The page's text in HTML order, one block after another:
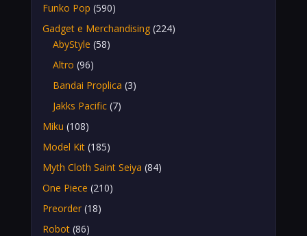
Funko Pop (590)
Gadget e Merchandising (224)
AbyStyle (58)
Altro (96)
Bandai Proplica (3)
Jakks Pacific (7)
Miku (108)
Model Kit (185)
Myth Cloth Saint Seiya (84)
One Piece (210)
Preorder (18)
Robot (86)